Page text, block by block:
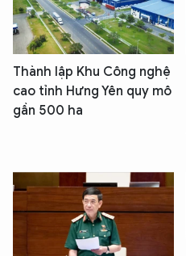
Thành lập Khu Công nghệ
cao tỉnh Hưng Yên quy mô
gần 500 ha